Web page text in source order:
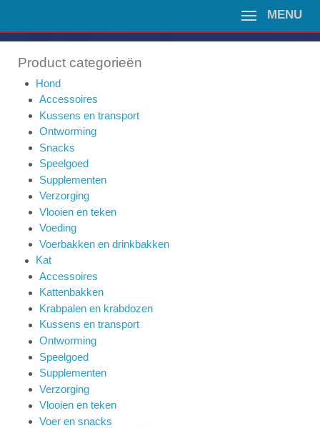
MENU
Product categorieën
Hond
Accessoires
Kussens en transport
Ontworming
Snacks
Speelgoed
Supplementen
Verzorging
Vlooien en teken
Voeding
Voerbakken en drinkbakken
Kat
Accessoires
Kattenbakken
Krabpalen en krabdozen
Kussens en transport
Ontworming
Speelgoed
Supplementen
Verzorging
Vlooien en teken
Voer en snacks